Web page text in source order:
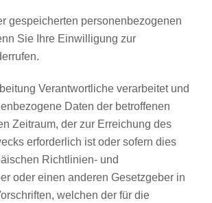
gespeicherten personenbezogenen
Sie Ihre Einwilligung zur
Verantwortliche verarbeitet und
Daten der betroffenen
Zeitraum, der zur Erreichung des
erforderlich ist oder sofern dies
Richtlinien- und
oder einen anderen Gesetzgeber in
welchen der für die